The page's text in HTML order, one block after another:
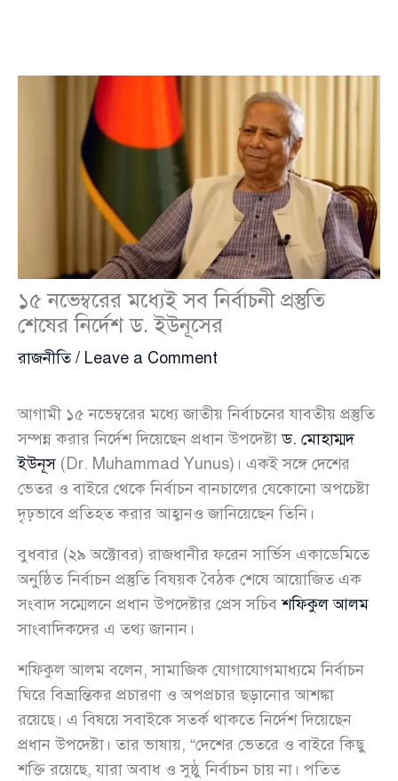
১৫ নভেম্বরের মধ্যেই সব নির্বাচনী প্রস্তুতি
শেষের নির্দেশ ড. ইউনূসের
রাজনীতি/ Leave a Comment
আগামী ১৫ নভেম্বরের মধ্যে জাতীয় নির্বাচনের যাবতীয় প্রস্তুতি
সম্পন্ন করার নির্দেশ দিয়েছেন প্রধান উপদেষ্টাড. মোহাম্মদ
ইউনূস(Dr. Muhammad Yunus)। একই সঙ্গে দেশের
ভেতর ও বাইরে থেকে নির্বাচন বানচালের যেকোনো অপচেষ্টা
দৃঢ়ভাবে প্রতিহত করার আহ্বানও জানিয়েছেন তিনি।
বুধবার (২৯ অক্টোবর) রাজধানীর ফরেন সার্ভিস একাডেমিতে
অনুষ্ঠিত নির্বাচন প্রস্তুতি বিষয়ক বৈঠক শেষে আয়োজিত এক
সংবাদ সম্মেলনে প্রধান উপদেষ্টার প্রেস সচিবশফিকুল আলম
সাংবাদিকদের এ তথ্য জানান।
শফিকুল আলম বলেন, সামাজিক যোগাযোগমাধ্যমে নির্বাচন
ঘিরে বিভ্রান্তিকর প্রচারণা ও অপপ্রচার ছড়ানোর আশঙ্কা
রয়েছে। এ বিষয়ে সবাইকে সতর্ক থাকতে নির্দেশ দিয়েছেন
প্রধান উপদেষ্টা। তার ভাষায়, “দেশের ভেতরে ও বাইরে কিছু
শক্তি রয়েছে, যারা অবাধ ও সুষ্ঠু নির্বাচন চায় না। পতিত